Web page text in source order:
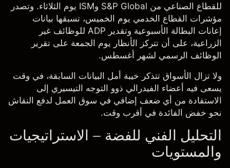
للقطاع الصناعي من S&P Global وISM يوم الثلاثاء. وتصدر
مؤشرات القطاع الخدمي يوم الخميس، تسبقها بيانات
إعانات البطالة الأسبوعية وتقدير ADP للوظائف غير
الزراعية، على أن تتركز الأنظار يوم الجمعة على تقرير
الوظائف الرسمي لشهر أغسطس.
ولا تزال الأسواق تتذكر خيبة أمل البيانات السابقة، في وقت
يسعى فيه أعضاء الفيدرالي ذوو التوجه التيسيري إلى
الاستفادة من أي ضعف إضافي في سوق العمل لدفع النقاش
نحو خفض الفائدة في أقرب وقت.
التحليل الفني للفضة – الاستراتيجيات
والمستويات